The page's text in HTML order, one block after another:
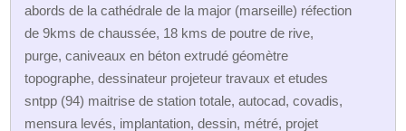
abords de la cathédrale de la major (marseille) réfection
de 9kms de chaussée, 18 kms de poutre de rive,
purge, caniveaux en béton extrudé géomètre
topographe, dessinateur projeteur travaux et etudes
sntpp (94) maitrise de station totale, autocad, covadis,
mensura levés, implantation, dessin, métré, projet